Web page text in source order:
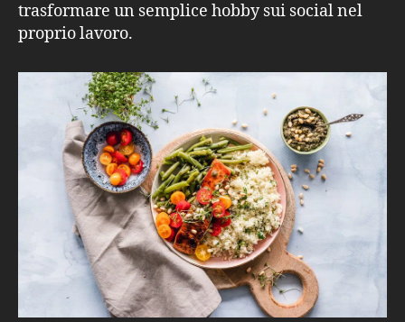
trasformare un semplice hobby sui social nel
proprio lavoro.